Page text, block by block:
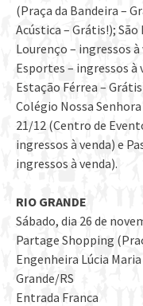
(Praça da Bandeira –
Acústica – Grátis!); São
Lourenço – ingressos à
Esportes – ingressos à
Estação Férrea –
Colégio Nossa
21/12 (Centro de
ingressos à venda) e
ingressos à venda).
RIO GRANDE
Sábado, dia 26 de
Partage Shopping
Engenheira Lúcia
Grande/RS
Entrada Franca